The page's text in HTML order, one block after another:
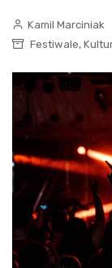
Kamil Marciniak
Festiwale,